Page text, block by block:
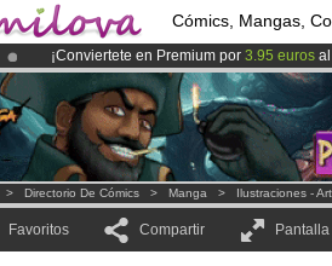
Cómics, Mangas,
¡Conviertete en Premium por 3.95 euros
¡El Kickstarter Amilova está desormado
¡Ya tenemos 100000miembrosy 1000
> Directorio De Cómics > Manga > Ilustraciones -
Favoritos Compartir